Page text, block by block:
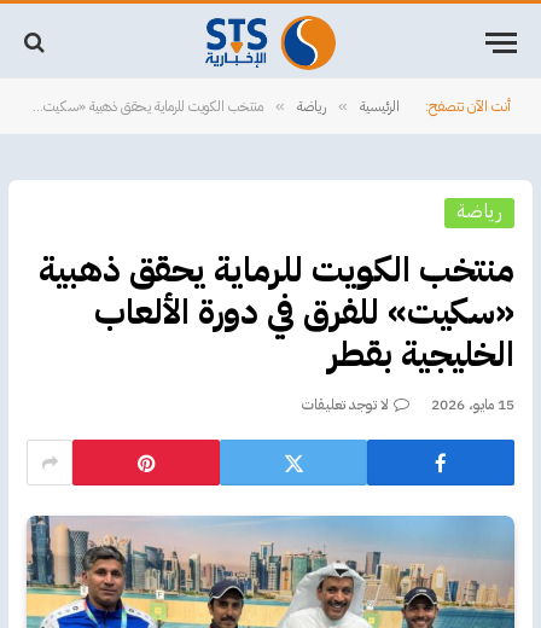
أنت الآن تتصفح: الرئيسية » رياضة » منتخب الكويت للرماية يحقق ذهبية «سكيت» للفرق في دورة الألعاب الخليجية بقطر
رياضة
منتخب الكويت للرماية يحقق ذهبية
«سكيت» للفرق في دورة الألعاب
الخليجية بقطر
15 مايو، 2026 لا توجد تعليقات